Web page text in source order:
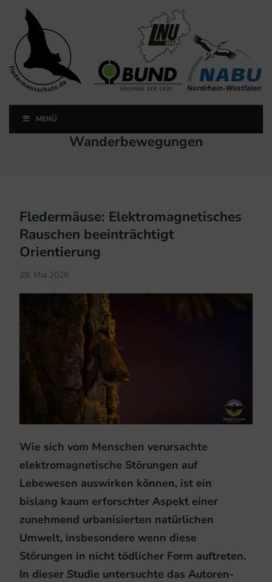
Landesfachausschuss
Fledermausschutz NRW
Landesfachausschuss Fledermausschutz NRW
MENÜ
Schlagwort:
Wanderbewegungen
Fledermäuse: Elektromagnetisches
Rauschen beeinträchtigt
Orientierung
29. Mai 2026
Wie sich vom Menschen verursachte
elektromagnetische Störungen auf
Lebewesen auswirken können, ist ein
bislang kaum erforschter Aspekt einer
zunehmend urbanisierten natürlichen
Umwelt, insbesondere wenn diese
Störungen in nicht tödlicher Form auftreten.
In dieser Studie untersuchte das Autoren-